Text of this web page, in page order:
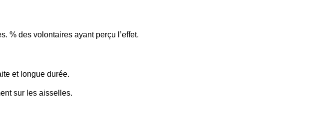
% des volontaires ayant perçu l’effet.
et longue durée.
sur les aisselles.